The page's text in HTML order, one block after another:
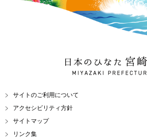
日本のひなた 宮崎県
MIYAZAKI PREFECTURE
サイトのご利用について
アクセシビリティ方針
サイトマップ
リンク集